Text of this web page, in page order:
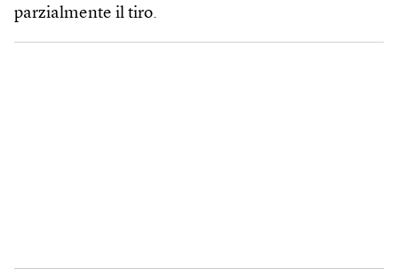
parzialmente il tiro.